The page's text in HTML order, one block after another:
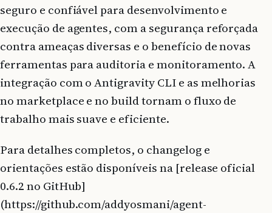
seguro e confiável para desenvolvimento e
execução de agentes, com a segurança reforçada
contra ameaças diversas e o benefício de novas
ferramentas para auditoria e monitoramento. A
integração com o Antigravity CLI e as melhorias
no marketplace e no build tornam o fluxo de
trabalho mais suave e eficiente.
Para detalhes completos, o changelog e
orientações estão disponíveis na [release oficial
0.6.2 no GitHub]
(https://github.com/addyosmani/agent-